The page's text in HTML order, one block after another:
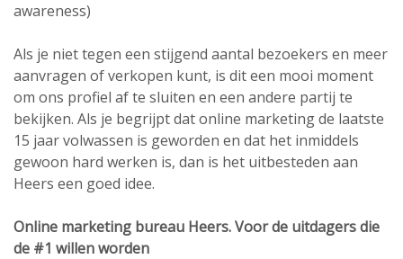
awareness)
Als je niet tegen een stijgend aantal bezoekers en meer
aanvragen of verkopen kunt, is dit een mooi moment
om ons profiel af te sluiten en een andere partij te
bekijken. Als je begrijpt dat online marketing de laatste
15 jaar volwassen is geworden en dat het inmiddels
gewoon hard werken is, dan is het uitbesteden aan
Heers een goed idee.
Online marketing bureau Heers. Voor de uitdagers die
de #1 willen worden